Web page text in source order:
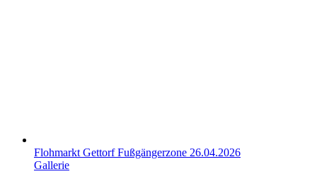
Flohmarkt Gettorf Fußgängerzone 26.04.2026
Gallerie